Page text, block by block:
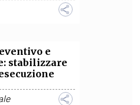
e
stabilizzare